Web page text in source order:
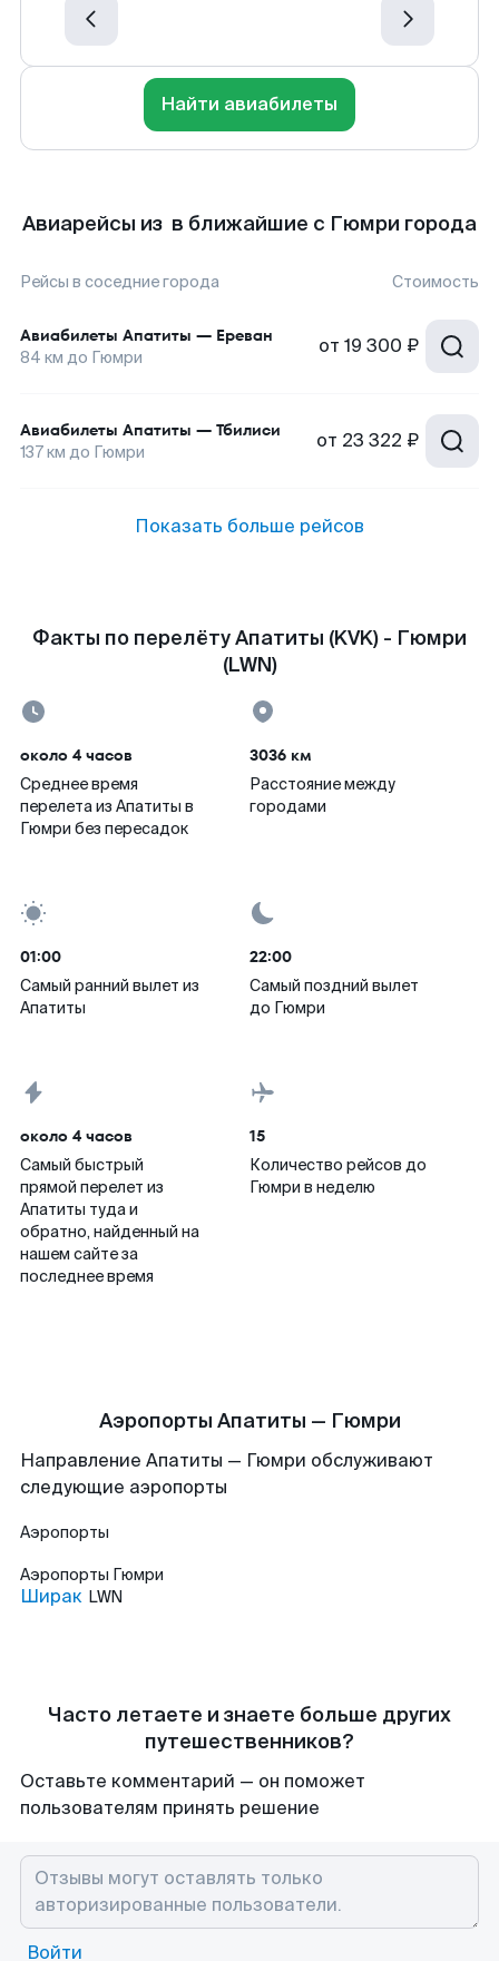
Найти авиабилеты
Авиарейсы из в ближайшие с Гюмри города
Рейсы в соседние города Стоимость
Авиабилеты Апатиты — Ереван
84 км до Гюмри от 19 300 ₽
Авиабилеты Апатиты — Тбилиси
137км до Гюмри от 23 322 ₽
Показать больше рейсов
Факты по перелёту Апатиты (KVK) - Гюмри
(LWN)
около 4 часов
Среднее время
перелета из Апатиты в
Гюмри без пересадок
3036 км
Расстояние между
городами
01:00
Самый ранний вылет из
Апатиты
22:00
Самый поздний вылет
до Гюмри
около 4 часов
Самый быстрый
прямой перелет из
Апатиты туда и
обратно, найденный на
нашем сайте за
последнее время
15
Количество рейсов до
Гюмри в неделю
Аэропорты Апатиты — Гюмри
Направление Апатиты — Гюмри обслуживают
следующие аэропорты
Аэропорты
Аэропорты Гюмри
Ширак LWN
Часто летаете и знаете больше других
путешественников?
Оставьте комментарий — он поможет
пользователям принять решение
Войти